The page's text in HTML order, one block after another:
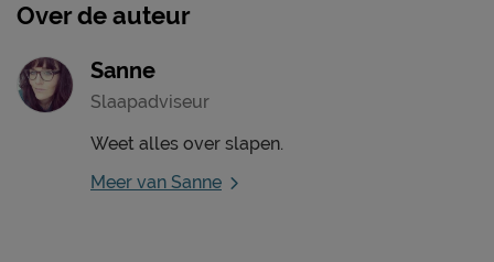
Over de auteur
Sanne
Slaapadviseur
Weet alles over slapen.
Meer van Sanne